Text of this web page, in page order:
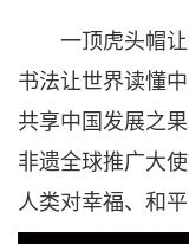
一顶虎头帽让
书法让世界读懂
共享中国发展之
非遗全球推广大
人类对幸福、和